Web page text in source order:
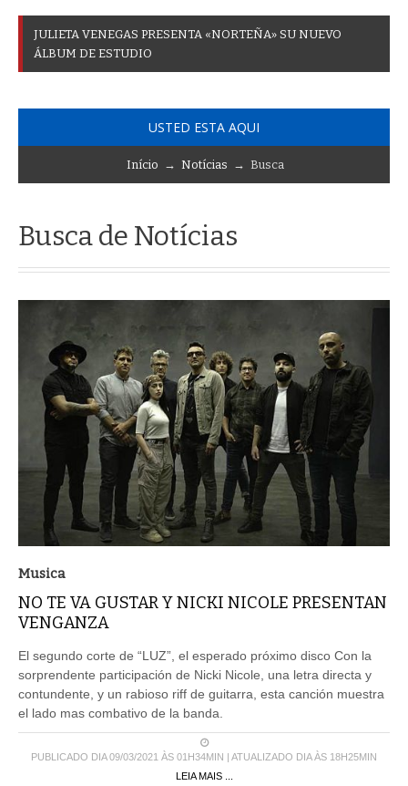
JULIETA VENEGAS PRESENTA «NORTEÑA» SU NUEVO
ÁLBUM DE ESTUDIO
USTED ESTA AQUI
Início → Notícias → Busca
Busca de Notícias
Musica
NO TE VA GUSTAR Y NICKI NICOLE PRESENTAN
VENGANZA
El segundo corte de “LUZ”, el esperado próximo disco Con la
sorprendente participación de Nicki Nicole, una letra directa y
contundente, y un rabioso riff de guitarra, esta canción muestra
el lado mas combativo de la banda.
PUBLICADO DIA 09/03/2021 ÀS 01H34MIN | ATUALIZADO DIA ÀS 18H25MIN
LEIA MAIS ...